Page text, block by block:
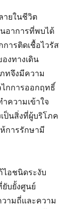
ายในชีวิต
อาการที่พบได้
ารติดเชื้อไวรัส
งทางเดิน
ทจึงมีความ
กการออกฤทธิ์
ความเข้าใจ
ป็นสิ่งที่ผู้บริโภค
การรักษามี
ไอชนิดระงับ
บยั้งศูนย์
ามถี่และความ